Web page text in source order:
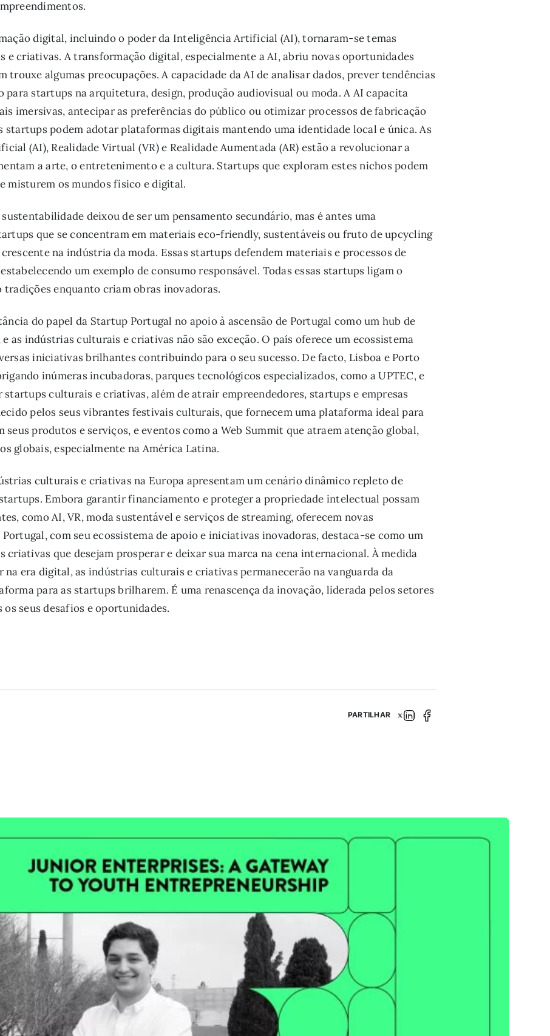
digital, incluindo o poder da Inteligência Artificial (AI), tornaram-se temas
criativas. A transformação digital, especialmente a AI, abriu novas oportunidades
trouxe algumas preocupações. A capacidade da AI de analisar dados, prever tendências
para startups na arquitetura, design, produção audiovisual ou moda. A AI capacita
imersivas, antecipar as preferências do público ou otimizar processos de fabricação
startups podem adotar plataformas digitais mantendo uma identidade local e única. As
(AI), Realidade Virtual (VR) e Realidade Aumentada (AR) estão a revolucionar a
a arte, o entretenimento e a cultura. Startups que exploram estes nichos podem
misturem os mundos físico e digital.
deixou de ser um pensamento secundário, mas é antes uma
que se concentram em materiais eco-friendly, sustentáveis ou fruto de upcycling
na indústria da moda. Essas startups defendem materiais e processos de
um exemplo de consumo responsável. Todas essas startups ligam o
enquanto criam obras inovadoras.
do papel da Startup Portugal no apoio à ascensão de Portugal como um hub de
as indústrias culturais e criativas não são exceção. O país oferece um ecossistema
iniciativas brilhantes contribuindo para o seu sucesso. De facto, Lisboa e Porto
inúmeras incubadoras, parques tecnológicos especializados, como a UPTEC, e
culturais e criativas, além de atrair empreendedores, startups e empresas
pelos seus vibrantes festivais culturais, que fornecem uma plataforma ideal para
produtos e serviços, e eventos como a Web Summit que atraem atenção global,
globais, especialmente na América Latina.
culturais e criativas na Europa apresentam um cenário dinâmico repleto de
Embora garantir financiamento e proteger a propriedade intelectual possam
como AI, VR, moda sustentável e serviços de streaming, oferecem novas
com seu ecossistema de apoio e iniciativas inovadoras, destaca-se como um
que desejam prosperar e deixar sua marca na cena internacional. À medida
na era digital, as indústrias culturais e criativas permanecerão na vanguarda da
para as startups brilharem. É uma renascença da inovação, liderada pelos setores
seus desafios e oportunidades.
PARTILHAR